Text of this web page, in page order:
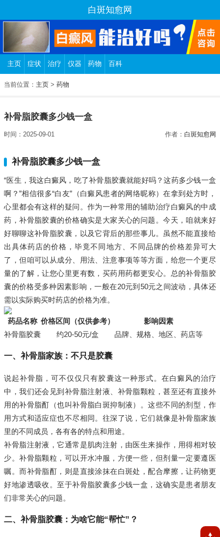
白斑知愈网
主页 症状 治疗 仪器 药物 百科
当前位置： 主页 >药物
补骨脂胶囊多少钱一盒
时间：2025-09-01 作者： 白斑知愈网
补骨脂胶囊多少钱一盒
“医生，我这白癜风，吃了补骨脂胶囊就能好吗？这药多少钱一盒
啊？”相信很多“白友”（白癜风患者的网络昵称）在拿到处方时，
心里都会有这样的疑问。作为一种常用的辅助治疗白癜风的中成
药，补骨脂胶囊的价格确实是大家关心的问题。今天，咱就来好
好聊聊这补骨脂胶囊，以及它背后的那些事儿。虽然不能直接给
出具体药店的价格，毕竟不同地方、不同品牌的价格差异可大
了，但咱可以从成分、用法、注意事项等等方面，给您一个更尽
量的了解，让您心里更有数，买药用药都更安心。总的补骨脂胶
囊的价格受多种因素影响，一般在20元到50元之间波动，具体还
需以实际购买时药店的价格为准。
药品名称 价格区间（仅供参考）
影响因素
补骨脂胶囊
约20-50元/盒 品牌、规格、地区、药店等
一、补骨脂家族：不只是胶囊
说起补骨脂，可不仅仅只有胶囊这一种形式。在白癜风的治疗
中，我们还会见到补骨脂注射液、补骨脂颗粒，甚至还有直接外
用的补骨脂酊（也叫补骨脂白斑抑制液）。这些不同的剂型，作
用方式和适应症也不尽相同。往深了说，它们就像是补骨脂家族
里的不同成员，各有各的特点和用途。
补骨脂注射液，它通常是肌肉注射，由医生来操作，用得相对较
少。补骨脂颗粒，可以开水冲服，方便一些，但剂量一定要遵医
嘱。而补骨脂酊，则是直接涂抹在白斑处，配合摩擦，让药物更
好地渗透吸收。至于补骨脂胶囊多少钱一盒，这确实是患者朋友
们非常关心的问题。
二、补骨脂胶囊：为啥它能“帮忙”？